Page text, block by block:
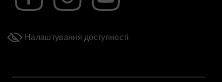
Налаштування доступності